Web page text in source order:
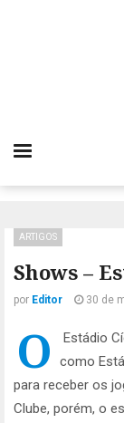
Shows –
ARTIGOS
por Editor 30 de
O
Estádio
como
para receber os
Clube, porém, o